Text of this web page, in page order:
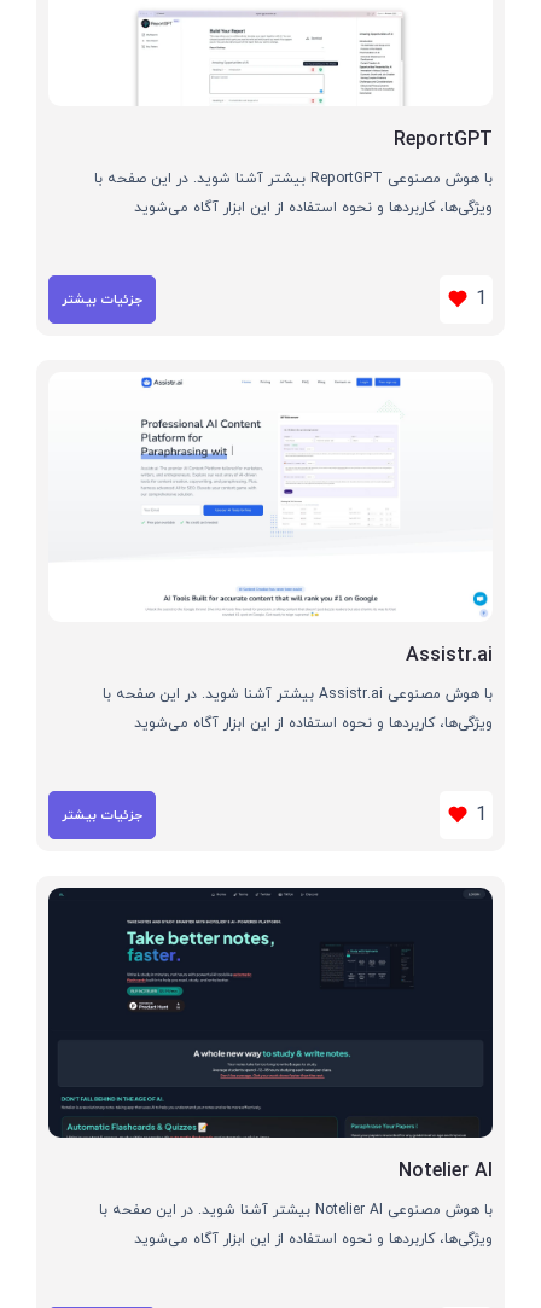
ReportGPT
با هوش مصنوعی ReportGPT بیشتر آشنا شوید. در این صفحه با
ویژگی‌ها، کاربردها و نحوه استفاده از این ابزار آگاه می‌شوید
1 جزئیات بیشتر
Assistr.ai
با هوش مصنوعی Assistr.ai بیشتر آشنا شوید. در این صفحه با
ویژگی‌ها، کاربردها و نحوه استفاده از این ابزار آگاه می‌شوید
1 جزئیات بیشتر
Notelier AI
با هوش مصنوعی Notelier AI بیشتر آشنا شوید. در این صفحه با
ویژگی‌ها، کاربردها و نحوه استفاده از این ابزار آگاه می‌شوید